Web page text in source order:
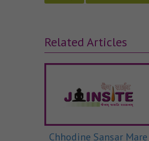
Related Articles
Chhodine Sansar Mare